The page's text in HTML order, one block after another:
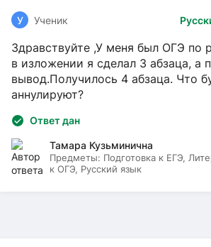
У Ученик
Здравствуйте ,У меня был ОГЭ по
в изложении я сделал 3 абзаца, а
вывод.Получилось 4 абзаца. Что
аннулируют?
Ответ дан
Тамара Кузьминична
Предметы: Подготовка к ЕГЭ,
к ОГЭ, Русский язык